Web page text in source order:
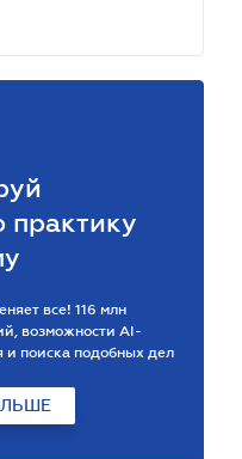
практику
все! 116 млн
возможности АІ-
и поиска подобных дел